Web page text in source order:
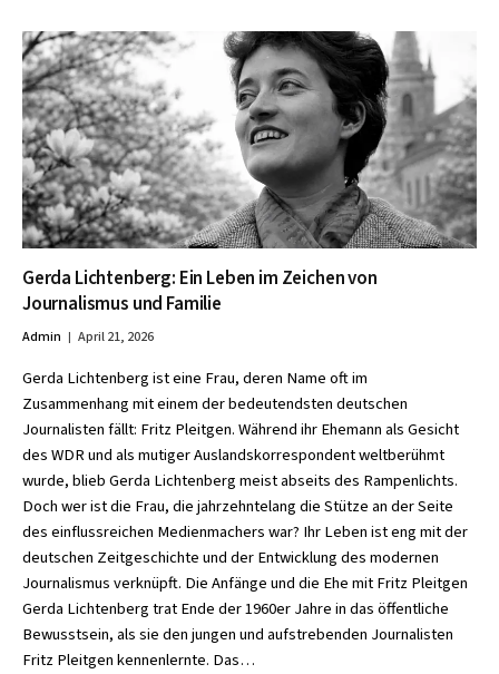
Gerda Lichtenberg: Ein Leben im Zeichen von
Journalismus und Familie
Admin April 21, 2026
Gerda Lichtenberg ist eine Frau, deren Name oft im
Zusammenhang mit einem der bedeutendsten deutschen
Journalisten fällt: Fritz Pleitgen. Während ihr Ehemann als Gesicht
des WDR und als mutiger Auslandskorrespondent weltberühmt
wurde, blieb Gerda Lichtenberg meist abseits des Rampenlichts.
Doch wer ist die Frau, die jahrzehntelang die Stütze an der Seite
des einflussreichen Medienmachers war? Ihr Leben ist eng mit der
deutschen Zeitgeschichte und der Entwicklung des modernen
Journalismus verknüpft. Die Anfänge und die Ehe mit Fritz Pleitgen
Gerda Lichtenberg trat Ende der 1960er Jahre in das öffentliche
Bewusstsein, als sie den jungen und aufstrebenden Journalisten
Fritz Pleitgen kennenlernte. Das…